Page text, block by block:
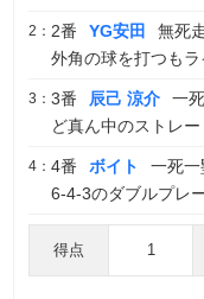
2： 2番 YG安田
無死
外角の球を打つも
3： 3番 辰己 涼介
一
ど真ん中のストレ
4： 4番 ボイト
一死一
6-4-3のダブルプレ
得点 1